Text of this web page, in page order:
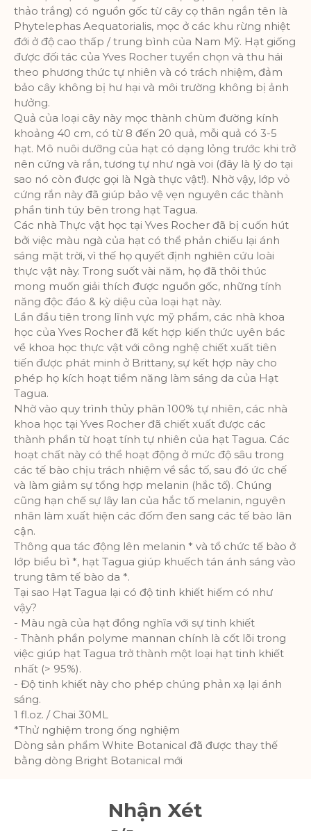
thảo trắng) có nguồn gốc từ cây cọ thân ngắn tên là
Phytelephas Aequatorialis, mọc ở các khu rừng nhiệt
đới ở độ cao thấp / trung bình của Nam Mỹ. Hạt giống
được đối tác của Yves Rocher tuyển chọn và thu hái
theo phương thức tự nhiên và có trách nhiệm, đảm
bảo cây không bị hư hại và môi trường không bị ảnh
hưởng.
Quả của loại cây này mọc thành chùm đường kính
khoảng 40 cm, có từ 8 đến 20 quả, mỗi quả có 3-5
hạt. Mô nuôi dưỡng của hạt có dạng lỏng trước khi trở
nên cứng và rắn, tương tự như ngà voi (đây là lý do tại
sao nó còn được gọi là Ngà thực vật!). Nhờ vậy, lớp vỏ
cứng rắn này đã giúp bảo vệ vẹn nguyên các thành
phần tinh túy bên trong hạt Tagua.
Các nhà Thực vật học tại Yves Rocher đã bị cuốn hút
bởi việc màu ngà của hạt có thể phản chiếu lại ánh
sáng mặt trời, vì thế họ quyết định nghiên cứu loài
thực vật này. Trong suốt vài năm, họ đã thôi thúc
mong muốn giải thích được nguồn gốc, những tính
năng độc đáo & kỳ diệu của loại hạt này.
Lần đầu tiên trong lĩnh vực mỹ phẩm, các nhà khoa
học của Yves Rocher đã kết hợp kiến thức uyên bác
về khoa học thực vật với công nghệ chiết xuất tiên
tiến được phát minh ở Brittany, sự kết hợp này cho
phép họ kích hoạt tiềm năng làm sáng da của Hạt
Tagua.
Nhờ vào quy trình thủy phân 100% tự nhiên, các nhà
khoa học tại Yves Rocher đã chiết xuất được các
thành phần từ hoạt tính tự nhiên của hạt Tagua. Các
hoạt chất này có thể hoạt động ở mức độ sâu trong
các tế bào chịu trách nhiệm về sắc tố, sau đó ức chế
và làm giảm sự tổng hợp melanin (hắc tố). Chúng
cũng hạn chế sự lây lan của hắc tố melanin, nguyên
nhân làm xuất hiện các đốm đen sang các tế bào lân
cận.
Thông qua tác động lên melanin * và tổ chức tế bào ở
lớp biểu bì *, hạt Tagua giúp khuếch tán ánh sáng vào
trung tâm tế bào da *.
Tại sao Hạt Tagua lại có độ tinh khiết hiếm có như
vậy?
- Màu ngà của hạt đồng nghĩa với sự tinh khiết
- Thành phần polyme mannan chính là cốt lõi trong
việc giúp hạt Tagua trở thành một loại hạt tinh khiết
nhất (> 95%).
- Độ tinh khiết này cho phép chúng phản xạ lại ánh
sáng.
1 fl.oz. / Chai 30ML
*Thử nghiệm trong ống nghiệm
Dòng sản phẩm White Botanical đã được thay thế
bằng dòng Bright Botanical mới
Nhận Xét